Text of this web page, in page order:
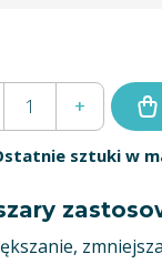
+
sztuki w